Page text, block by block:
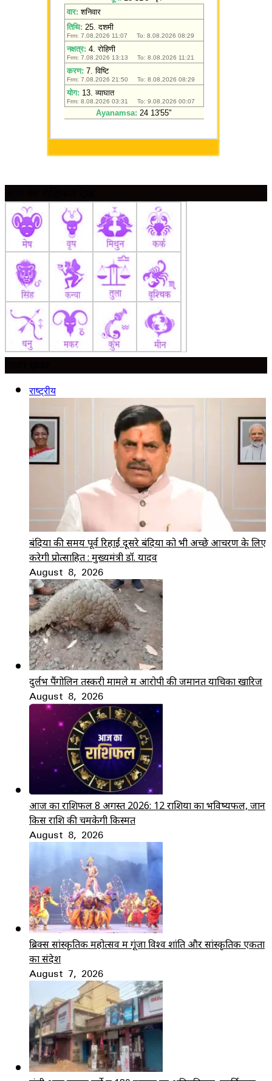
राष्ट्रीय
बंदियों की समय पूर्व रिहाई दूसरे बंदियों को भी अच्छे आचरण के लिए
करेगी प्रोत्साहित : मुख्यमंत्री डॉ. यादव
August 8, 2026
दुर्लभ पैंगोलिन तस्करी मामले में आरोपी की जमानत याचिका खारिज
August 8, 2026
आज का राशिफल 8 अगस्त 2026: 12 राशियों का भविष्यफल, जानें
किस राशि की चमकेगी किस्मत
August 8, 2026
ब्रिक्स सांस्कृतिक महोत्सव में गूंजा विश्व शांति और सांस्कृतिक एकता
का संदेश
August 7, 2026